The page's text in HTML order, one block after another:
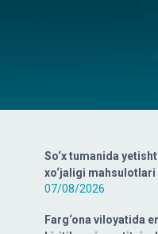
So‘x tumanida
xo‘jaligi
07/08/2026
Farg‘ona viloyatida